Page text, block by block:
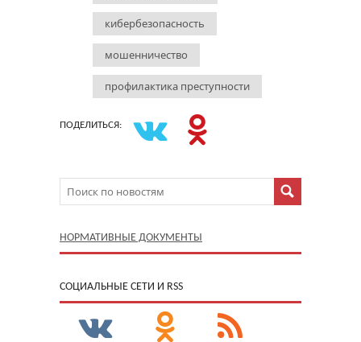
кибербезопасность
мошенничество
профилактика преступности
ПОДЕЛИТЬСЯ:
НОРМАТИВНЫЕ ДОКУМЕНТЫ
CОЦИАЛЬНЫЕ СЕТИ И RSS